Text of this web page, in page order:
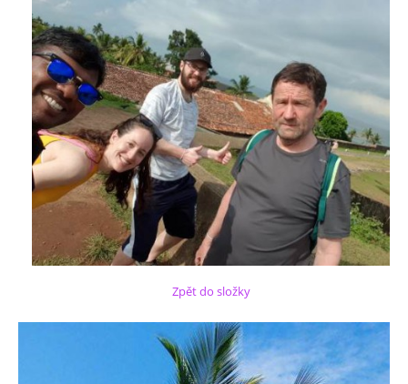
Zpět do složky